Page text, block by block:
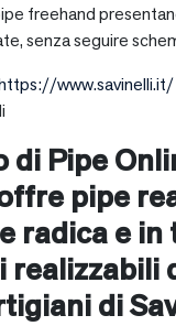
freehand
senza seguire
www.savinelli.it/
di Pipe
pipe
radica e
realizzabili
di